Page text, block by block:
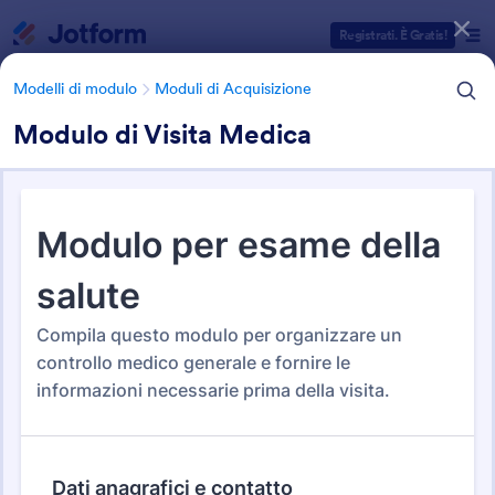
Registrati. È Gratis!
Modelli di modulo Moduli di Acquisizione
Modulo di Visita Medica
Modelli di modulo Moduli di Acquisizione
Moduli di Acquisizione
Categorie Template Moduli